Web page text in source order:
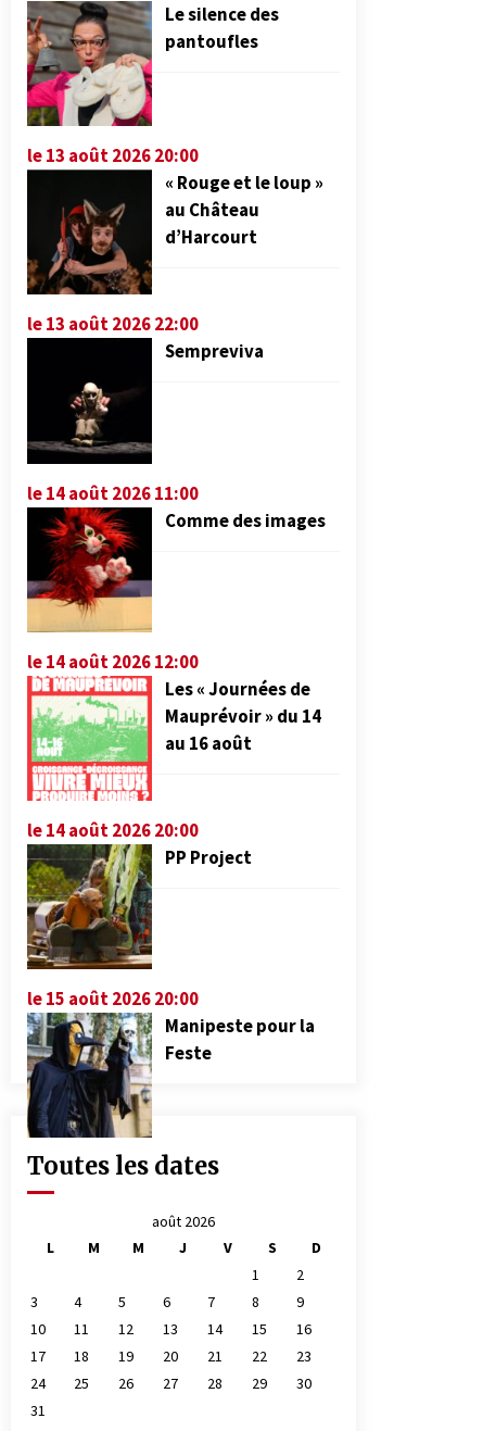
Le silence des
pantoufles
le 13 août 2026 20:00
« Rouge et le loup »
au Château
d’Harcourt
le 13 août 2026 22:00
Sempreviva
le 14 août 2026 11:00
Comme des images
le 14 août 2026 12:00
Les « Journées de
Mauprévoir » du 14
au 16 août
le 14 août 2026 20:00
PP Project
le 15 août 2026 20:00
Manipeste pour la
Feste
Toutes les dates
août 2026
L
M M J V S
D
1
2
3
4 5 6 7 8
9
10
11 12 13 14 15
16
17
18 19 20 21 22
23
24
25 26 27 28 29
30
31